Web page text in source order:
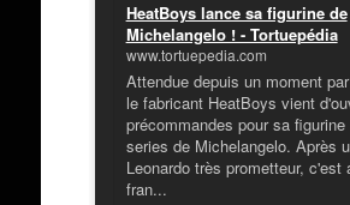
HeatBoys lance sa figurine de
Michelangelo ! - Tortuepédia
www.tortuepedia.com
Attendue depuis un moment
le fabricant HeatBoys vient
précommandes pour sa figurine
series de Michelangelo. Après
Leonardo très prometteur, c'est
fran...